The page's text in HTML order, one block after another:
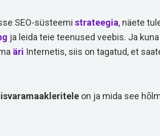
SEO-süsteemi strateegia, näete
ja leida teie teenused veebis. Ja kuna
äri Internetis, siis on tagatud, et
on ja mida see